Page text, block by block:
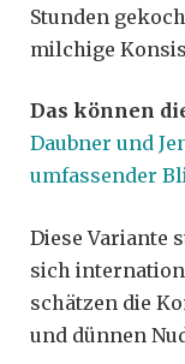
Stunden
milchige
Das können
Daubner und
umfassender
Diese Variante
sich
schätzen die
und dünnen